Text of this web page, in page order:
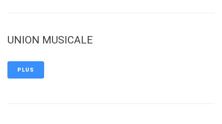
UNION MUSICALE
PLUS